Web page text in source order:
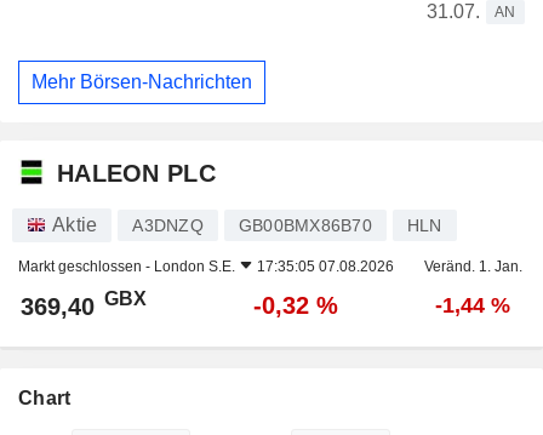
31.07.
AN
Mehr Börsen-Nachrichten
HALEON PLC
Aktie A3DNZQ GB00BMX86B70 HLN
Markt geschlossen - London S.E. 17:35:05 07.08.2026 Veränd. 1. Jan.
369,40 GBX -0,32 % -1,44 %
Chart